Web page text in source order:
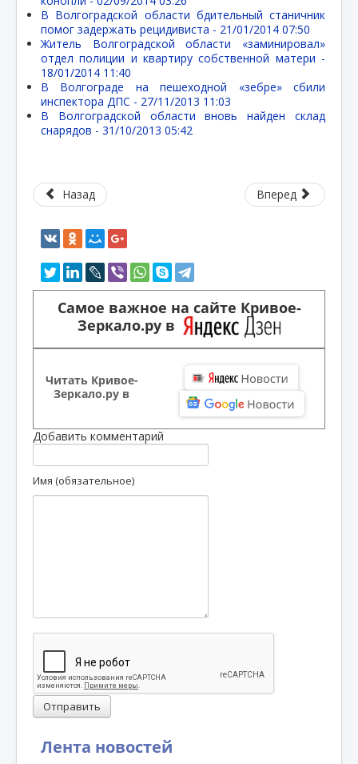
Лента новостей
В Волгоградской области бдительный станичник
помог задержать рецидивиста - 21/01/2014 07:50
Житель Волгоградской области «заминировал»
отдел полиции и квартиру собственной матери -
18/01/2014 11:40
В Волгограде на пешеходной «зебре» сбили
инспектора ДПС - 27/11/2013 11:03
В Волгоградской области вновь найден склад
снарядов - 31/10/2013 05:42
Назад Вперед
Самое важное на сайте Кривое-
Зеркало.ру в
Читать Кривое-
Зеркало.ру в
Добавить комментарий
Имя (обязательное)
Отправить